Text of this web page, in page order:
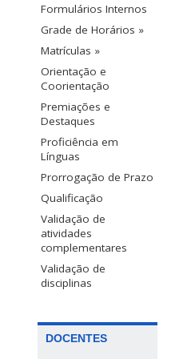
Formulários Internos
Grade de Horários »
Matrículas »
Orientação e
Coorientação
Premiações e
Destaques
Proficiência em
Línguas
Prorrogação de Prazo
Qualificação
Validação de
atividades
complementares
Validação de
disciplinas
DOCENTES